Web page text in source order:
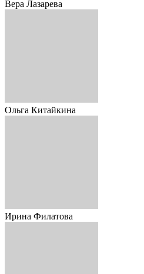
Вера Лазарева
Ольга Китайкина
Ирина Филатова